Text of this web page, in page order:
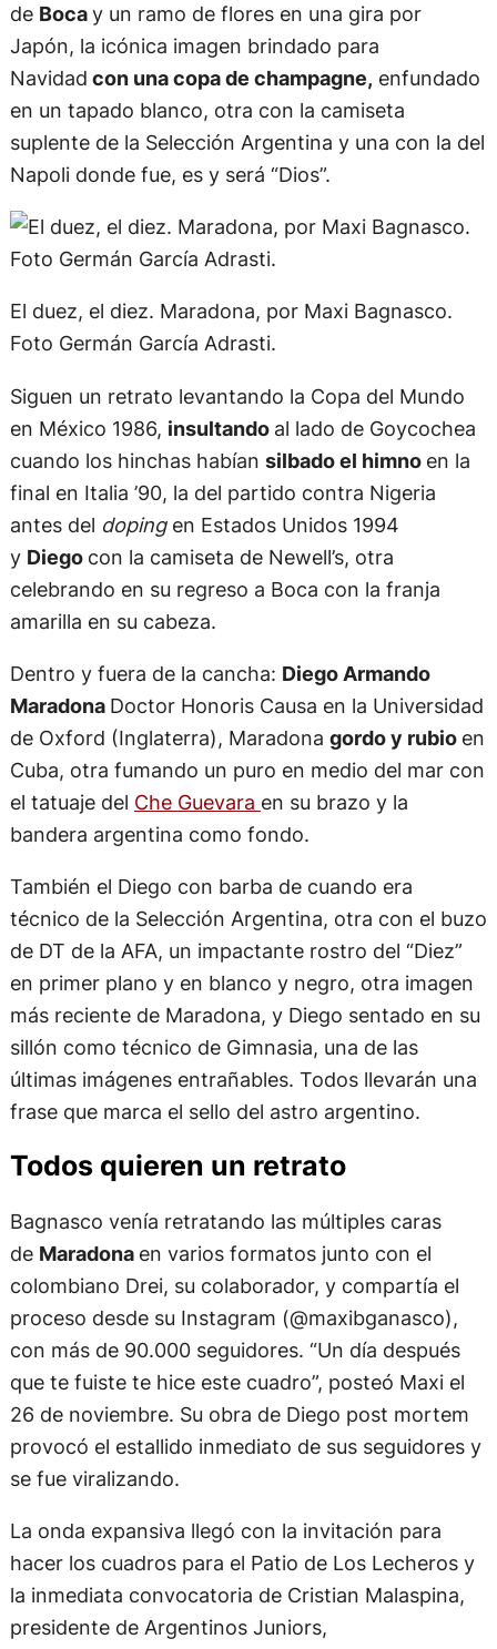
la recordada imagen del reportaje al joven Pelusa
en blanco y negro con su sueño de jugar un
Mundial.
Luego vienen: Diegocon la camiseta argentina en
el Mundial Juvenil en 1979, Maradona
Japón, la icónica imagen brindado para
Navidadcon una copa de champagne,
suplente de la Selección Argentina y una con la del
Napoli donde fue, es y será “Dios”.
El duez, el diez. Maradona, por Maxi Bagnasco.
Foto Germán García Adrasti.
Siguen un retrato levantando la Copa del Mundo
en México 1986,insultando
final en Italia ’90, la del partido contra Nigeria
antes deldopingen Estados Unidos 1994
yDiegocon la camiseta de Newell’s, otra
celebrando en su regreso a Boca con la franja
amarilla en su cabeza.
MaradonaDoctor Honoris Causa en la Universidad
de Oxford (Inglaterra), Maradona gordo y rubioen
Cuba, otra fumando un puro en medio del mar con
el tatuaje delChe Guevaraen su brazo y la
bandera argentina como fondo.
También el Diego con barba de cuando era
técnico de la Selección Argentina, otra con el buzo
en primer plano y en blanco y negro, otra imagen
sillón como técnico de Gimnasia, una de las
últimas imágenes entrañables. Todos llevarán una
frase que marca el sello del astro argentino.
Todos quieren un retrato
Bagnasco venía retratando las múltiples caras
deMaradonaen varios formatos junto con el
colombiano Drei, su colaborador, y compartía el
con más de 90.000 seguidores. “Un día después
que te fuiste te hice este cuadro”, posteó Maxi el
26 de noviembre. Su obra de Diego post mortem
provocó el estallido inmediato de sus seguidores y